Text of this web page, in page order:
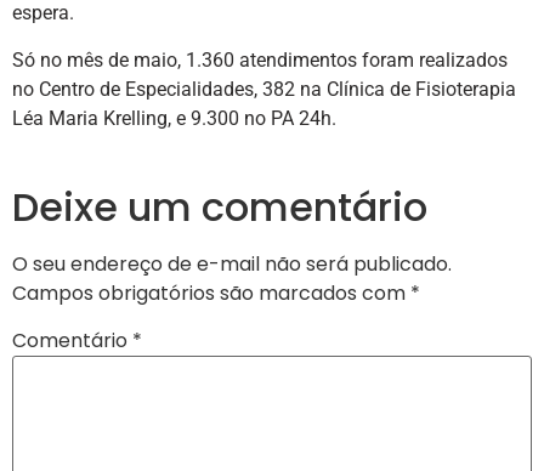
espera.
Só no mês de maio, 1.360 atendimentos foram realizados
no Centro de Especialidades, 382 na Clínica de Fisioterapia
Léa Maria Krelling, e 9.300 no PA 24h.
Deixe um comentário
O seu endereço de e-mail não será publicado.
Campos obrigatórios são marcados com *
Comentário *